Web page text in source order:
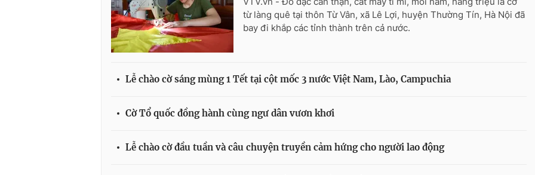
từ làng quê tại thôn Từ Vân, xã Lê Lợi, huyện Thường Tín, Hà Nội đã
bay đi khắp các tỉnh thành trên cả nước.
Lễ chào cờ sáng mùng 1 Tết tại cột mốc 3 nước Việt Nam, Lào, Campuchia
Cờ Tổ quốc đồng hành cùng ngư dân vươn khơi
Lễ chào cờ đầu tuần và câu chuyện truyền cảm hứng cho người lao động